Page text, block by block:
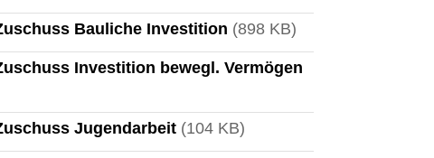
Bauliche Investition (898 KB)
Investition bewegl. Vermögen
Jugendarbeit (104 KB)